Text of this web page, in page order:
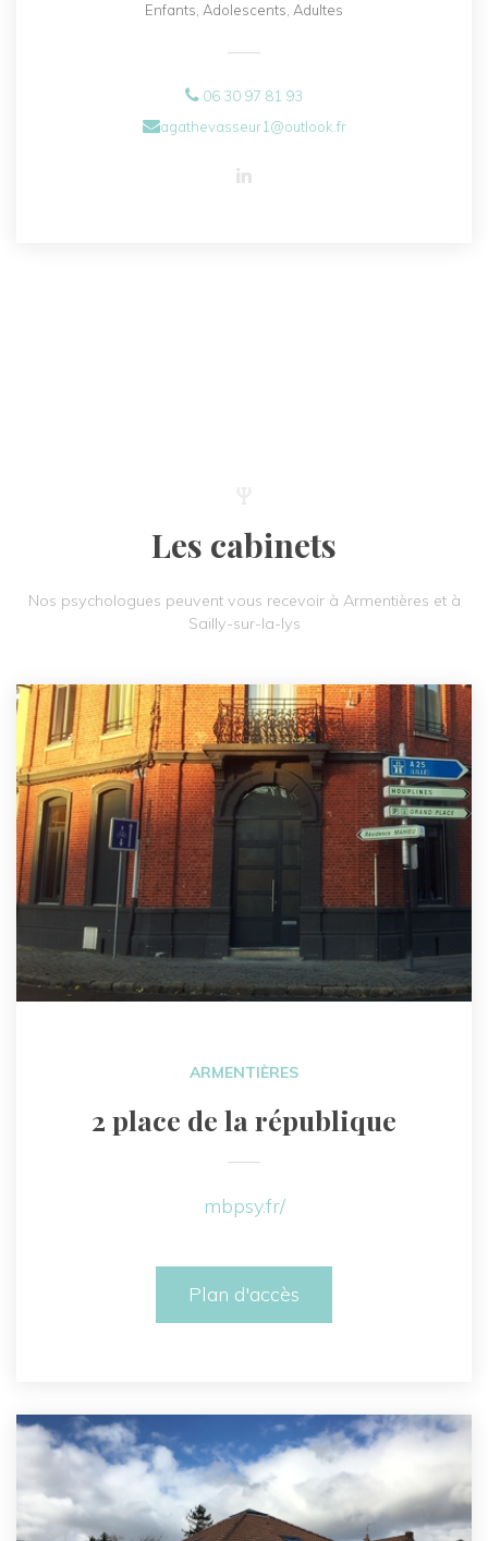
Enfants, Adolescents, Adultes
06 30 97 81 93
agathevasseur1@outlook.fr
Les cabinets
Nos psychologues peuvent vous recevoir à Armentières et à
Sailly-sur-la-lys
ARMENTIÈRES
2 place de la république
mbpsy.fr/
Plan d'accès